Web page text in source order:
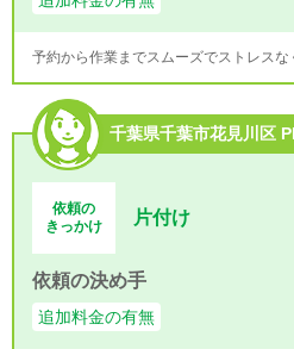
予約から作業までスムーズでストレスな
千葉県千葉市花見川区
依頼の
きっかけ
片付け
依頼の決め手
追加料金の有無